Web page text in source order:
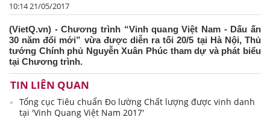
10:14 21/05/2017
(VietQ.vn) - Chương trình “Vinh quang Việt Nam - Dấu ấn
30 năm đổi mới” vừa được diễn ra tối 20/5 tại Hà Nội, Thủ
tướng Chính phủ Nguyễn Xuân Phúc tham dự và phát biểu
tại Chương trình.
TIN LIÊN QUAN
Tổng cục Tiêu chuẩn Đo lường Chất lượng được vinh danh
tại 'Vinh Quang Việt Nam 2017'